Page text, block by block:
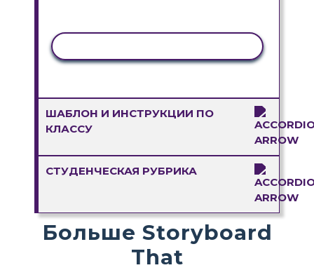
ШАБЛОН И ИНСТРУКЦИИ ПО
КЛАССУ
СТУДЕНЧЕСКАЯ РУБРИКА
Больше Storyboard
That